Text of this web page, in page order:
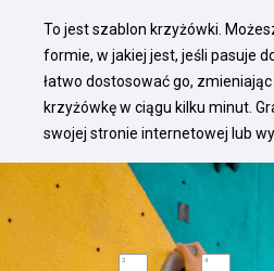
To jest szablon krzyżówki.
formie, w jakiej jest, jeśli pasuje
łatwo dostosować go,
krzyżówkę w ciągu kilku minut.
swojej stronie internetowej lub